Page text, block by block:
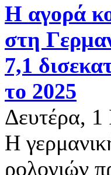
Η αγορά
στη
7,1
το 2025
Δευτέρα, 1
Η
ρολογιών